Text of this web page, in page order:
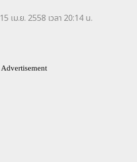
15 เม.ย. 2558 เวลา 20:14 น.
Advertisement